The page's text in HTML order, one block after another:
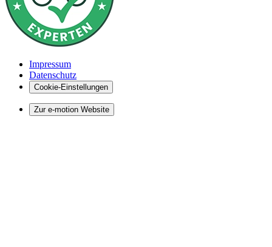
Impressum
Datenschutz
Cookie-Einstellungen
Zur e-motion Website